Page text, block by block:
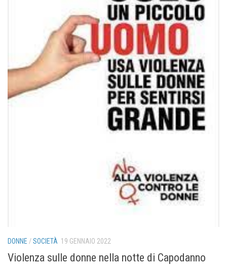
DONNE /SOCIETÀ 19 GENNAIO 2022
Violenza sulle donne nella notte di Capodanno